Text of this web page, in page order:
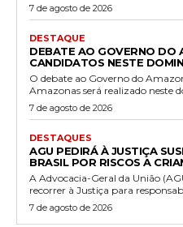
7 de agosto de 2026
DESTAQUE
DEBATE AO GOVERNO DO
CANDIDATOS NESTE
O debate ao Governo do
Amazonas será realizado neste
7 de agosto de 2026
DESTAQUES
AGU PEDIRÁ À JUSTIÇA
BRASIL POR RISCOS A
A Advocacia-Geral da União
recorrer à Justiça para
7 de agosto de 2026